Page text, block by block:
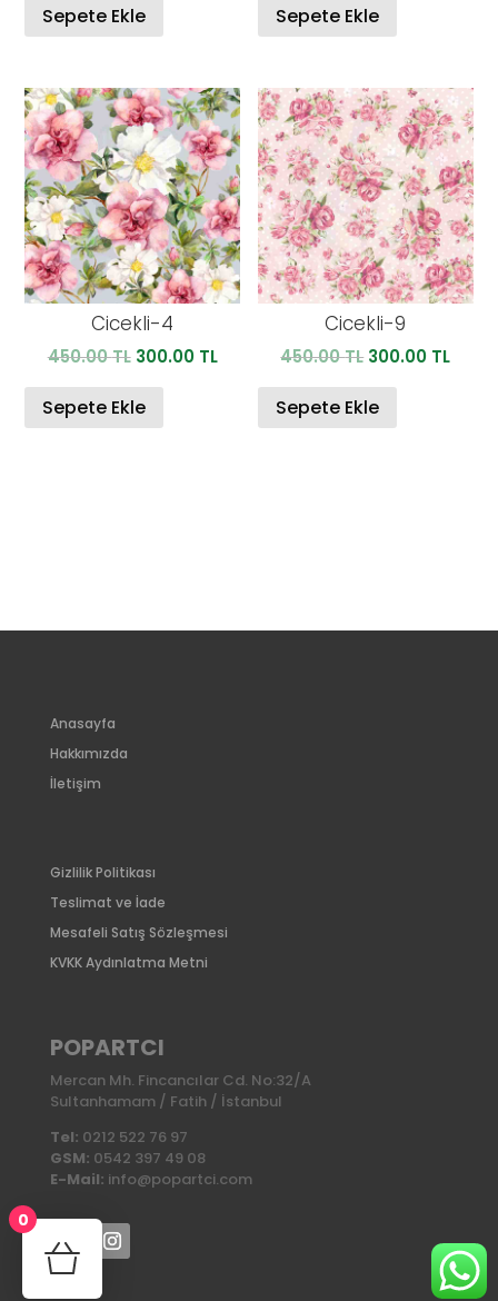
450.00 TL.
300.00 TL.
Sepete Ekle
450.00 TL.
Sepete Ekle
Cicekli-4
450.00TL Orijinal
450.00 TL.
300.00 TLŞu
300.00 TL.
Sepete Ekle
Cicekli-9
450.00TL Orijinal
450.00 TL.
300.00 TLŞu
Sepete Ekle
Anasayfa
Hakkımızda
İletişim
Gizlilik Politikası
Teslimat ve İade
Mesafeli Satış Sözleşmesi
KVKK Aydınlatma Metni
POPARTCI
Mercan Mh. Fincancılar Cd. No:32/A
Sultanhamam / Fatih / İstanbul
Tel: 0212 522 76 97
GSM: 0542 397 49 08
E-Mail: info@popartci.com
0